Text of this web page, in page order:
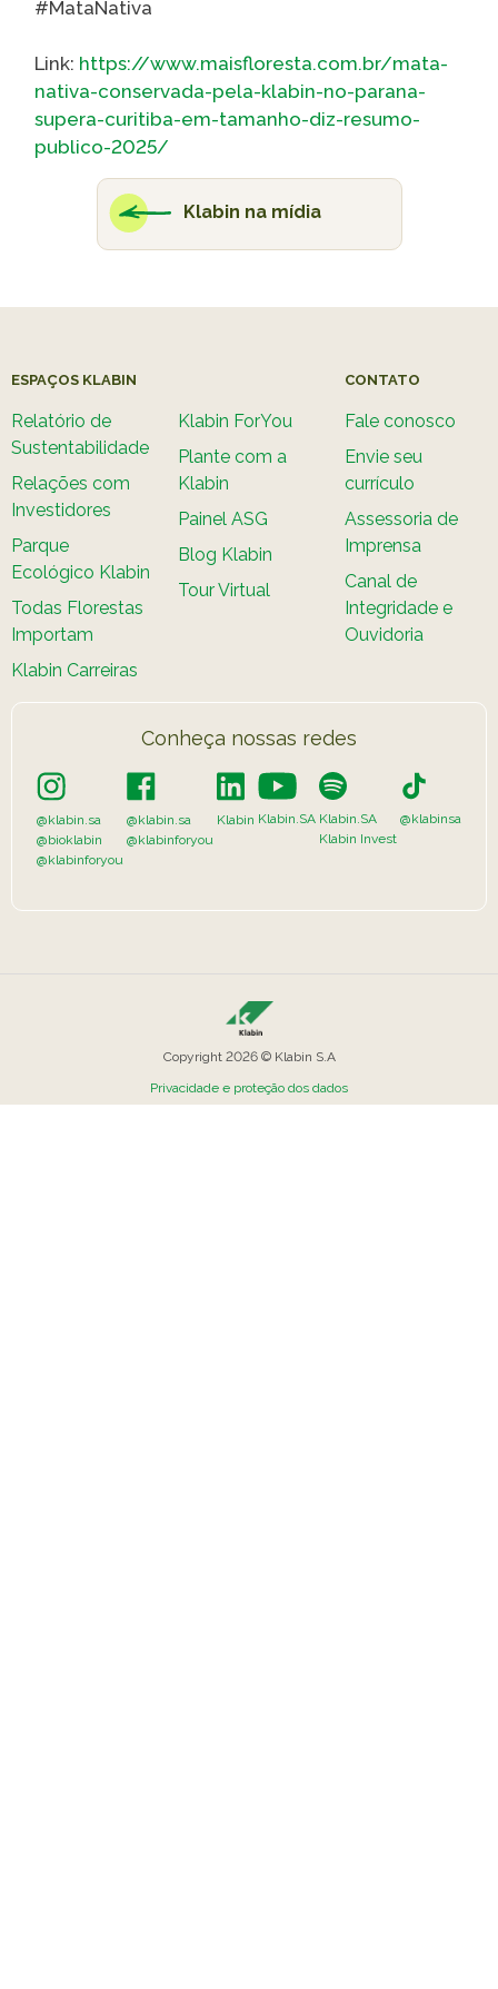
#MataNativa
Link: https://www.maisfloresta.com.br/mata-
nativa-conservada-pela-klabin-no-parana-
supera-curitiba-em-tamanho-diz-resumo-
publico-2025/
Klabin na mídia
ESPAÇOS KLABIN
Relatório de
Sustentabilidade
Relações com
Investidores
Parque
Ecológico Klabin
Todas Florestas
Importam
Klabin Carreiras
Klabin ForYou
Plante com a
Klabin
Painel ASG
Blog Klabin
Tour Virtual
CONTATO
Fale conosco
Envie seu
currículo
Assessoria de
Imprensa
Canal de
Integridade e
Ouvidoria
Conheça nossas redes
@klabin.sa
@bioklabin
@klabinforyou
@klabin.sa
@klabinforyou
Klabin Klabin.SA Klabin.SA
Klabin Invest
@klabinsa
Copyright 2026 © Klabin S.A
Privacidade e proteção dos dados